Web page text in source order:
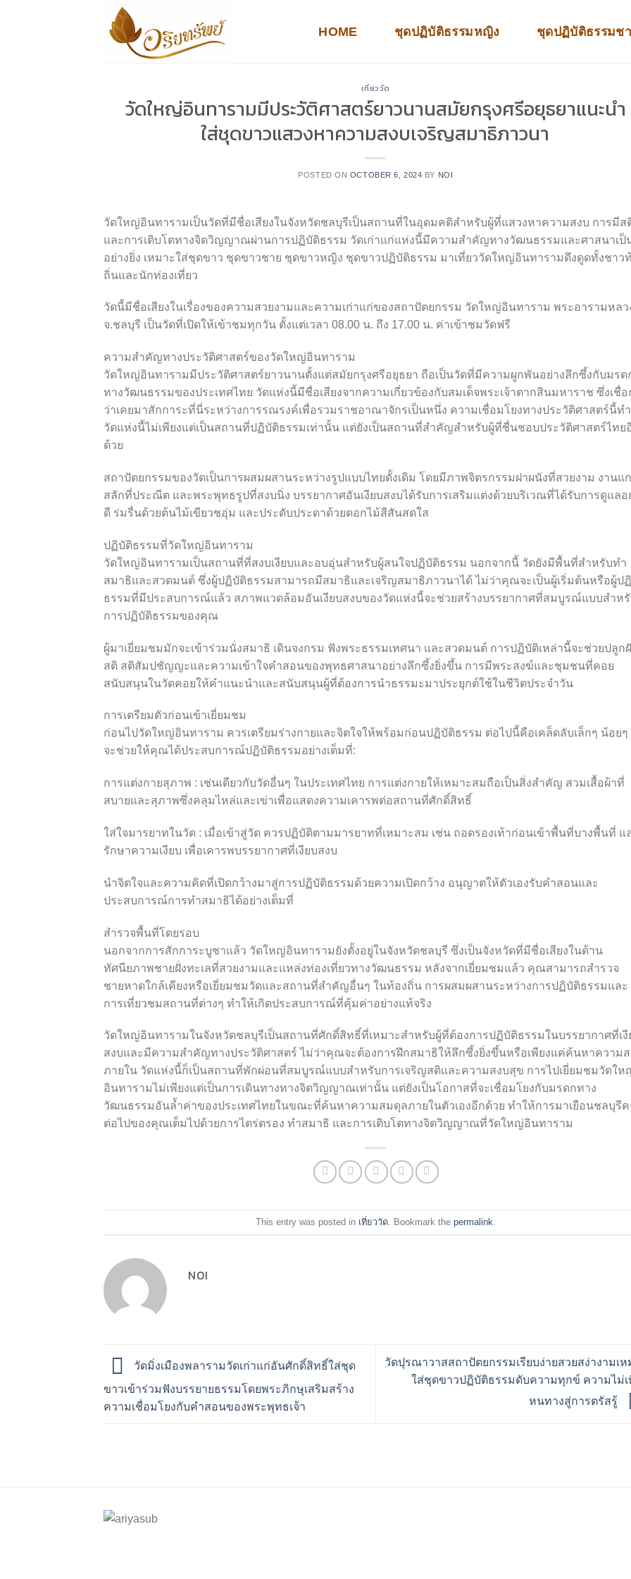
HOME ชุดปฏิบัติธรรมหญิง ชุดปฏิบัติธรรมช
เที่ยววัด
วัดใหญ่อินทารามมีประวัติศาสตร์ยาวนานสมัยกรุงศรีอยุธยาแนะนำ
ใส่ชุดขาวแสวงหาความสงบเจริญสมาธิภาวนา
POSTED ON OCTOBER 6, 2024 BY NOI
วัดใหญ่อินทารามเป็นวัดที่มีชื่อเสียงในจังหวัดชลบุรีเป็นสถานที่ในอุดมคติสำหรับผู้ที่แสวงหาความสงบ การมีส
และการเติบโตทางจิตวิญญาณผ่านการปฏิบัติธรรม วัดเก่าแก่แห่งนี้มีความสำคัญทางวัฒนธรรมและศาสนาเป็
อย่างยิ่ง เหมาะใส่ชุดขาว ชุดขาวชาย ชุดขาวหญิง ชุดขาวปฏิบัติธรรม มาเที่ยววัดใหญ่อินทารามดึงดูดทั้งชาว
ถิ่นและนักท่องเที่ยว
วัดนี้มีชื่อเสียงในเรื่องของความสวยงามและความเก่าแก่ของสถาปัตยกรรม วัดใหญ่อินทาราม พระอารามหลว
จ.ชลบุรี เป็นวัดที่เปิดให้เข้าชมทุกวัน ตั้งแต่เวลา 08.00 น. ถึง 17.00 น. ค่าเข้าชมวัดฟรี
ความสำคัญทางประวัติศาสตร์ของวัดใหญ่อินทาราม
วัดใหญ่อินทารามมีประวัติศาสตร์ยาวนานตั้งแต่สมัยกรุงศรีอยุธยา ถือเป็นวัดที่มีความผูกพันอย่างลึกซึ้งกับมรด
ทางวัฒนธรรมของประเทศไทย วัดแห่งนี้มีชื่อเสียงจากความเกี่ยวข้องกับสมเด็จพระเจ้าตากสินมหาราช ซึ่งเชื่
ว่าเคยมาสักการะที่นี่ระหว่างการรณรงค์เพื่อรวมราชอาณาจักรเป็นหนึ่ง ความเชื่อมโยงทางประวัติศาสตร์นี้ท
วัดแห่งนี้ไม่เพียงแต่เป็นสถานที่ปฏิบัติธรรมเท่านั้น แต่ยังเป็นสถานที่สำคัญสำหรับผู้ที่ชื่นชอบประวัติศาสตร์ไทย
ด้วย
สถาปัตยกรรมของวัดเป็นการผสมผสานระหว่างรูปแบบไทยดั้งเดิม โดยมีภาพจิตรกรรมฝาผนังที่สวยงาม งานแ
สลักที่ประณีต และพระพุทธรูปที่สงบนิ่ง บรรยากาศอันเงียบสงบได้รับการเสริมแต่งด้วยบริเวณที่ได้รับการดูแลอ
ดี ร่มรื่นด้วยต้นไม้เขียวชอุ่ม และประดับประดาด้วยดอกไม้สีสันสดใส
ปฏิบัติธรรมที่วัดใหญ่อินทาราม
วัดใหญ่อินทารามเป็นสถานที่ที่สงบเงียบและอบอุ่นสำหรับผู้สนใจปฏิบัติธรรม นอกจากนี้ วัดยังมีพื้นที่สำหรับทำ
สมาธิและสวดมนต์ ซึ่งผู้ปฏิบัติธรรมสามารถมีสมาธิและเจริญสมาธิภาวนาได้ ไม่ว่าคุณจะเป็นผู้เริ่มต้นหรือผู้ป
ธรรมที่มีประสบการณ์แล้ว สภาพแวดล้อมอันเงียบสงบของวัดแห่งนี้จะช่วยสร้างบรรยากาศที่สมบูรณ์แบบสำห
การปฏิบัติธรรมของคุณ
ผู้มาเยี่ยมชมมักจะเข้าร่วมนั่งสมาธิ เดินจงกรม ฟังพระธรรมเทศนา และสวดมนต์ การปฏิบัติเหล่านี้จะช่วยปลูก
สติ สติสัมปชัญญะและความเข้าใจคำสอนของพุทธศาสนาอย่างลึกซึ้งยิ่งขึ้น การมีพระสงฆ์และชุมชนที่คอย
สนับสนุนในวัดคอยให้คำแนะนำและสนับสนุนผู้ที่ต้องการนำธรรมะมาประยุกต์ใช้ในชีวิตประจำวัน
การเตรียมตัวก่อนเข้าเยี่ยมชม
ก่อนไปวัดใหญ่อินทาราม ควรเตรียมร่างกายและจิตใจให้พร้อมก่อนปฏิบัติธรรม ต่อไปนี้คือเคล็ดลับเล็กๆ น้อยๆ
จะช่วยให้คุณได้ประสบการณ์ปฏิบัติธรรมอย่างเต็มที่:
การแต่งกายสุภาพ : เช่นเดียวกับวัดอื่นๆ ในประเทศไทย การแต่งกายให้เหมาะสมถือเป็นสิ่งสำคัญ สวมเสื้อผ้าที่
สบายและสุภาพซึ่งคลุมไหล่และเข่าเพื่อแสดงความเคารพต่อสถานที่ศักดิ์สิทธิ์
ใส่ใจมารยาทในวัด : เมื่อเข้าสู่วัด ควรปฏิบัติตามมารยาทที่เหมาะสม เช่น ถอดรองเท้าก่อนเข้าพื้นที่บางพื้นที่ แ
รักษาความเงียบ เพื่อเคารพบรรยากาศที่เงียบสงบ
นำจิตใจและความคิดที่เปิดกว้างมาสู่การปฏิบัติธรรมด้วยความเปิดกว้าง อนุญาตให้ตัวเองรับคำสอนและ
ประสบการณ์การทำสมาธิได้อย่างเต็มที่
สำรวจพื้นที่โดยรอบ
นอกจากการสักการะบูชาแล้ว วัดใหญ่อินทารามยังตั้งอยู่ในจังหวัดชลบุรี ซึ่งเป็นจังหวัดที่มีชื่อเสียงในด้าน
ทัศนียภาพชายฝั่งทะเลที่สวยงามและแหล่งท่องเที่ยวทางวัฒนธรรม หลังจากเยี่ยมชมแล้ว คุณสามารถสำรวจ
ชายหาดใกล้เคียงหรือเยี่ยมชมวัดและสถานที่สำคัญอื่นๆ ในท้องถิ่น การผสมผสานระหว่างการปฏิบัติธรรมและ
การเที่ยวชมสถานที่ต่างๆ ทำให้เกิดประสบการณ์ที่คุ้มค่าอย่างแท้จริง
วัดใหญ่อินทารามในจังหวัดชลบุรีเป็นสถานที่ศักดิ์สิทธิ์ที่เหมาะสำหรับผู้ที่ต้องการปฏิบัติธรรมในบรรยากาศที่เงี
สงบและมีความสำคัญทางประวัติศาสตร์ ไม่ว่าคุณจะต้องการฝึกสมาธิให้ลึกซึ้งยิ่งขึ้นหรือเพียงแค่ค้นหาความส
ภายใน วัดแห่งนี้ก็เป็นสถานที่พักผ่อนที่สมบูรณ์แบบสำหรับการเจริญสติและความสงบสุข การไปเยี่ยมชมวัดให
อินทารามไม่เพียงแต่เป็นการเดินทางทางจิตวิญญาณเท่านั้น แต่ยังเป็นโอกาสที่จะเชื่อมโยงกับมรดกทาง
วัฒนธรรมอันล้ำค่าของประเทศไทยในขณะที่ค้นหาความสมดุลภายในตัวเองอีกด้วย ทำให้การมาเยือนชลบุรีค
ต่อไปของคุณเต็มไปด้วยการไตร่ตรอง ทำสมาธิ และการเติบโตทางจิตวิญญาณที่วัดใหญ่อินทาราม
This entry was posted in เที่ยววัด. Bookmark the permalink
NOI
วัดมิ่งเมืองพลารามวัดเก่าแก่อันศักดิ์สิทธิ์ใส่ชุด
ขาวเข้าร่วมฟังบรรยายธรรมโดยพระภิกษุเสริมสร้าง
ความเชื่อมโยงกับคำสอนของพระพุทธเจ้า
วัดปุรณาวาสสถาปัตยกรรมเรียบง่ายสวยสง่างามเห
ใส่ชุดขาวปฏิบัติธรรมดับความทุกข์ ความไม่เ
หนทางสู่การตรัสรู้